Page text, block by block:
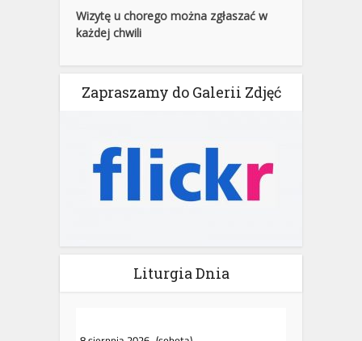
Wizytę u chorego można zgłaszać w
każdej chwili
Zapraszamy do Galerii Zdjęć
Liturgia Dnia